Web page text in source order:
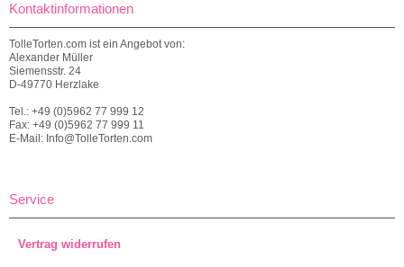
Kontaktinformationen
TolleTorten.com ist ein Angebot von:
Alexander Müller
Siemensstr. 24
D-49770 Herzlake
Tel.: +49 (0)5962 77 999 12
Fax: +49 (0)5962 77 999 11
E-Mail: Info@TolleTorten.com
Service
Vertrag widerrufen